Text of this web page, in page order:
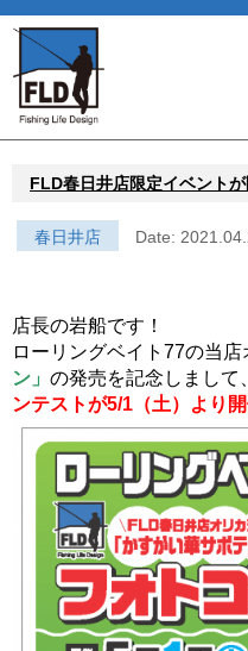
FLD春日井店限定イベントが
春日井店 Date:
店長の岩船です！
ローリングベイト77の当店
ン」 の発売を記念しまして、
ンテストが5/1（土）より開